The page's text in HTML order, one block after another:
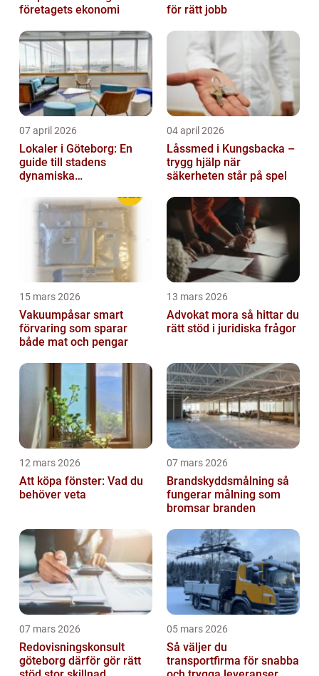
företagets ekonomi
för rätt jobb
07 april 2026
Lokaler i Göteborg: En
guide till stadens
dynamiska
04 april 2026
Låssmed i Kungsbacka –
trygg hjälp när
säkerheten står på spel
15 mars 2026
Vakuumpåsar smart
förvaring som sparar
både mat och pengar
13 mars 2026
Advokat mora så hittar du
rätt stöd i juridiska frågor
12 mars 2026
Att köpa fönster: Vad du
behöver veta
07 mars 2026
Brandskyddsmålning så
fungerar målning som
bromsar branden
07 mars 2026
Redovisningskonsult
göteborg därför gör rätt
05 mars 2026
Så väljer du
transportfirma för snabba